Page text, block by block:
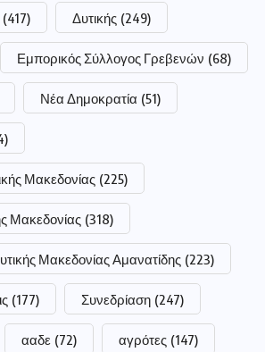
(417) Δυτικής (249)
Εμπορικός Σύλλογος Γρεβενών (68)
Νέα Δημοκρατία (51)
Μακεδονίας (225)
Μακεδονίας (318)
Μακεδονίας Αμανατίδης (223)
(177) Συνεδρίαση (247)
ααδε (72) αγρότες (147)